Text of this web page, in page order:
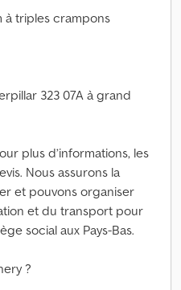
à triples crampons
323 07A à grand
plus d’informations, les
Nous assurons la
et pouvons organiser
et du transport pour
social aux Pays-Bas.
?